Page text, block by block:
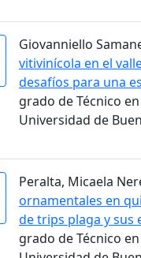
Giovanniello
vitivinícola en el
desafíos para una
grado de Técnico
Universidad de
Peralta, Micaela
ornamentales en
de trips plaga y sus
grado de Técnico